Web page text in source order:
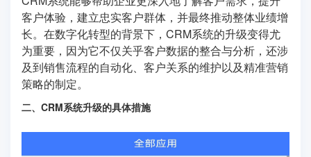
客户体验，建立忠实客户群体，并最终推动整体业绩增
长。在数字化转型的背景下，CRM系统的升级变得尤
为重要，因为它不仅关乎客户数据的整合与分析，还涉
及到销售流程的自动化、客户关系的维护以及精准营销
策略的制定。
二、CRM系统升级的具体措施